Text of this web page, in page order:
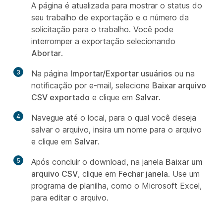
A página é atualizada para mostrar o status do
seu trabalho de exportação e o número da
solicitação para o trabalho. Você pode
interromper a exportação selecionando
Abortar.
3 Na página Importar/Exportar usuários ou na
notificação por e-mail, selecione Baixar arquivo
CSV exportado e clique em Salvar.
4
Navegue até o local, para o qual você deseja
salvar o arquivo, insira um nome para o arquivo
e clique em Salvar.
5 Após concluir o download, na janela Baixar um
arquivo CSV, clique em Fechar janela. Use um
programa de planilha, como o Microsoft Excel,
para editar o arquivo.